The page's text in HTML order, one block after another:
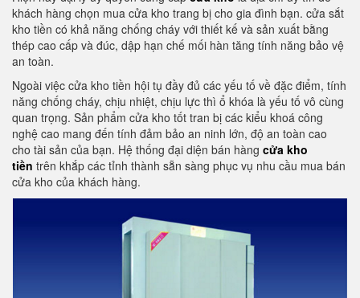
khách hàng chọn mua cửa kho trang bị cho gia đình bạn. cửa sắt
kho tiền có khả năng chống cháy với thiết kế và sản xuất bằng
thép cao cấp và đúc, dập hạn chế mối hàn tăng tính năng bảo vệ
an toàn.
Ngoài việc cửa kho tiền hội tụ đầy đủ các yếu tố về đặc điểm, tính
năng chống cháy, chịu nhiệt, chịu lực thì ổ khóa là yếu tố vô cùng
quan trọng. Sản phẩm cửa kho tốt tran bị các kiểu khoá công
nghệ cao mang đến tính đảm bảo an ninh lớn, độ an toàn cao
cho tài sản của bạn. Hệ thống đại diện bán hàng cửa kho
tiền trên khắp các tỉnh thành sẵn sàng phục vụ nhu cầu mua bán
cửa kho của khách hàng.